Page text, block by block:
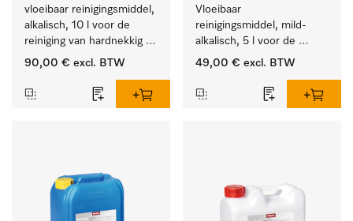
vloeibaar reinigingsmiddel,
alkalisch, 10 l voor de
reiniging van hardnekkig
vuil op serviesgoed,
90,00 € excl. BTW
Vloeibaar
reinigingsmiddel, mild-
alkalisch, 5 l voor de
reiniging van lichte
bestek en glazen.
49,00 € excl. BTW